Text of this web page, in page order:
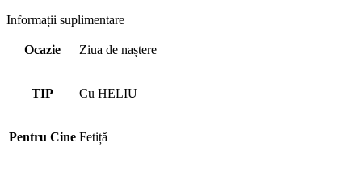
Informații suplimentare
Ocazie Ziua de naștere
TIP Cu HELIU
Pentru Cine Fetiță